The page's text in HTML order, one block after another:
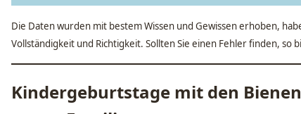
Die Daten wurden mit bestem Wissen und Gewissen erhoben,
Vollständigkeit und Richtigkeit. Sollten Sie einen Fehler finden, so
Kindergeburtstage mit den